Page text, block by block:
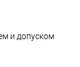
и допуском